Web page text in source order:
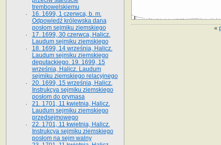
«
trembowelskiemu
16. 1699, 1 czerwca, b. m.
Odpowiedź królewska dana
posłom sejmiku ziemskiego
17. 1699, 30 czerwca, Halicz.
Laudum sejmiku ziemskiego
18. 1699, 14 września, Halicz.
Laudum sejmiku ziemskiego
deputackiego. 19. 1699, 15
września, Halicz. Laudum
sejmiku ziemskiego relacyjnego
20. 1699, 15 września, Halicz.
Instrukcya sejmiku ziemskiego
posłom do prymasa
21. 1701, 11 kwietnia, Halicz.
Laudum sejmiku ziemskiego
przedsejmowego
22. 1701, 11 kwietnia, Halicz.
Instrukcya sejmiku ziemskiego
posłom na sejm walny